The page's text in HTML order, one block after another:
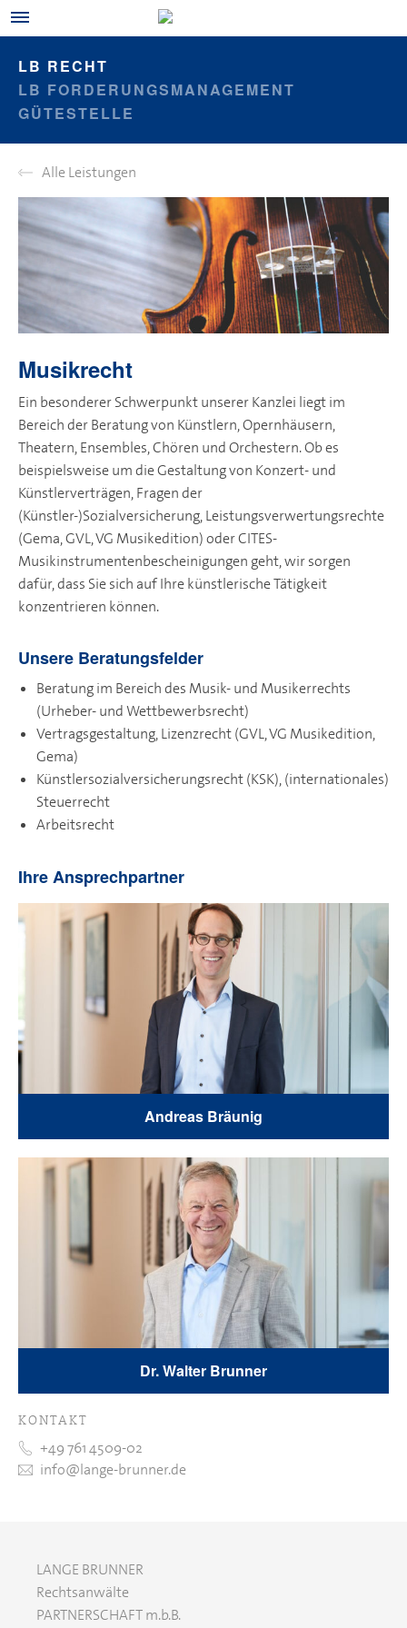
LB RECHT
LB FORDERUNGSMANAGEMENT
GÜTESTELLE
Alle Leistungen
Musikrecht
KONTAKT
+49 761 4509-02
info@lange-brunner.de
Ein besonderer Schwerpunkt unserer Kanzlei liegt im
Bereich der Beratung von Künstlern, Opernhäusern,
Theatern, Ensembles, Chören und Orchestern. Ob es
beispielsweise um die Gestaltung von Konzert- und
Künstlerverträgen, Fragen der
(Künstler-)Sozialversicherung, Leistungsverwertungsrechte
(Gema, GVL, VG Musikedition) oder CITES-
Musikinstrumentenbescheinigungen geht, wir sorgen
dafür, dass Sie sich auf Ihre künstlerische Tätigkeit
konzentrieren können.
Unsere Beratungsfelder
Beratung im Bereich des Musik- und Musikerrechts
(Urheber- und Wettbewerbsrecht)
Vertragsgestaltung, Lizenzrecht (GVL, VG Musikedition,
Gema)
Künstlersozialversicherungsrecht (KSK), (internationales)
Steuerrecht
Arbeitsrecht
Ihre Ansprechpartner
Andreas Bräunig
Dr. Walter Brunner
LANGE BRUNNER
Rechtsanwälte
PARTNERSCHAFT m.b.B.